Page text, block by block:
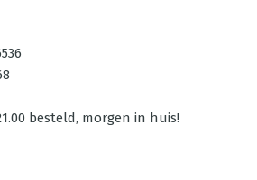
besteld, morgen in huis!